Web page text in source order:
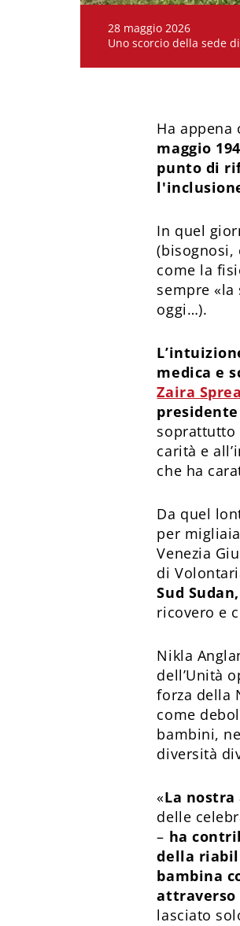
28 maggio 2026
Ha
maggio
punto di
In quel
(bisognosi,
come la
sempre
oggi…).
medica e
Zaira
soprattutto
carità e
che ha
Da quel
per
Venezia
di
Sud
ricovero e
Nikla
dell’Unità
forza della
come
bambini,
diversità
«La
delle
– ha
della
bambina
attraverso
lasciato